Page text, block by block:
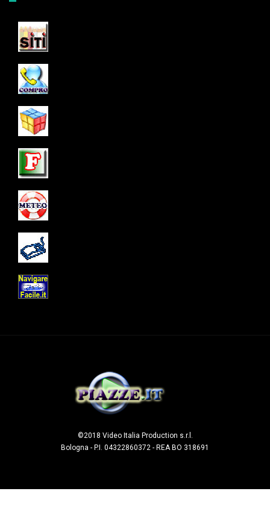
©2018 Video Italia Production s.r.l.
Bologna - P.I. 04322860372 - REA BO 318691